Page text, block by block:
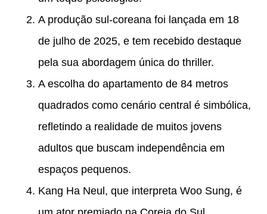
A produção sul-coreana foi lançada em 18
de julho de 2025, e tem recebido destaque
pela sua abordagem única do thriller.
A escolha do apartamento de 84 metros
quadrados como cenário central é simbólica,
refletindo a realidade de muitos jovens
adultos que buscam independência em
espaços pequenos.
Kang Ha Neul, que interpreta Woo Sung, é